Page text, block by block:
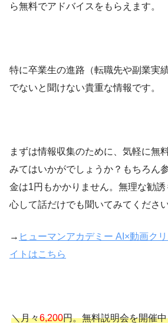
ら無料でアドバイスをもらえます。
特に卒業生の進路（転職先や副業実
でないと聞けない貴重な情報です。
まずは情報収集のために、気軽に無
みてはいかがでしょうか？もちろん
金は1円もかかりません。無理な勧
心して話だけでも聞いてみてください
→ ヒューマンアカデミー AI×動画ク
イトはこちら
＼月々6,200円。無料説明会を開催